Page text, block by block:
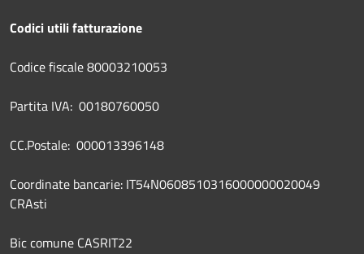
Codici utili fatturazione
Codice fiscale 80003210053
Partita IVA: 00180760050
CC.Postale: 000013396148
Coordinate bancarie: IT54N0608510316000000020049
CRAsti
Bic comune CASRIT22